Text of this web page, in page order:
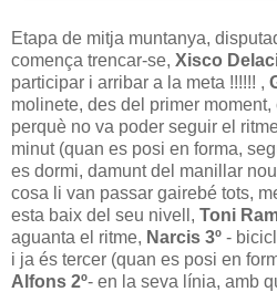
Etapa de mitja muntanya,
comença trencar-se, Xisco
participar i arribar a la meta !!!!!! ,
molinete, des del primer
perquè no va poder seguir el
minut (quan es posi en forma,
es dormi, damunt del manillar
cosa li van passar gairebé tots,
esta baix del seu nivell, Toni
aguanta el ritme, Narcis 3º -
i ja és tercer (quan es posi en
Alfons 2º- en la seva línia, amb